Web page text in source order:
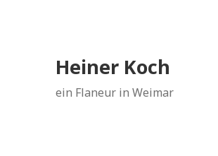
Heiner Koch
ein Flaneur in Weimar